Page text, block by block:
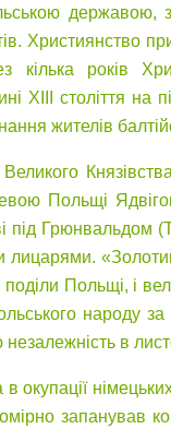
державою,
Християнство
років
століття на
жителів
Великого
Польщі
під Грюнвальдом
лицарями.
Польщі, і
народу
в
запанував